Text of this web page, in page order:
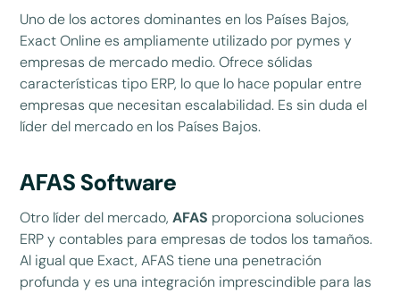
Uno de los actores dominantes en los Países Bajos,
Exact Online es ampliamente utilizado por pymes y
empresas de mercado medio. Ofrece sólidas
características tipo ERP, lo que lo hace popular entre
empresas que necesitan escalabilidad. Es sin duda el
líder del mercado en los Países Bajos.
AFAS Software
Otro líder del mercado,AFAS proporciona soluciones
ERP y contables para empresas de todos los tamaños.
Al igual que Exact, AFAS tiene una penetración
profunda y es una integración imprescindible para las